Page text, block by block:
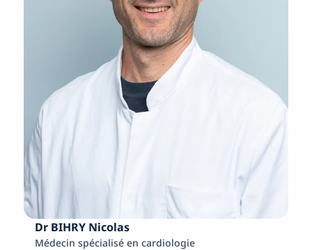
Dr BIHRY Nicolas
Médecin spécialisé en cardiologie